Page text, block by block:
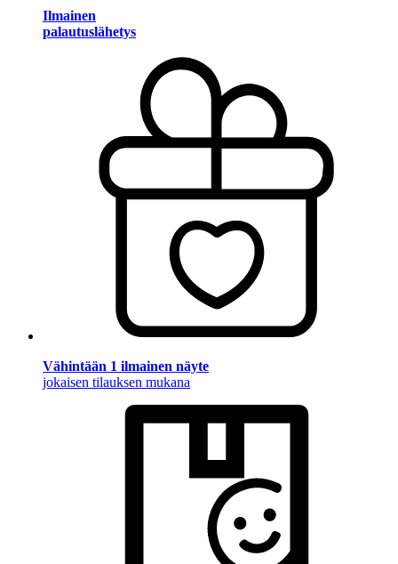
Ilmainen
palautuslähetys
Vähintään 1 ilmainen näyte
jokaisen tilauksen mukana